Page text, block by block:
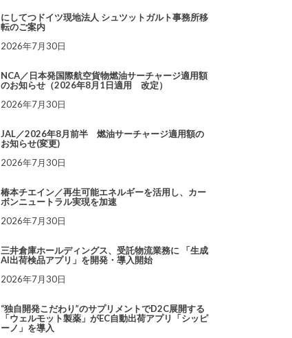
にしてつドイツ現地法人 シュツットガルト事務所移
転のご案内
2026年7月30日
NCA／日本発国際航空貨物燃油サーチャージ適用額
のお知らせ（2026年8月1日適用 改定）
2026年7月30日
JAL／2026年8月前半 燃油サーチャージ適用額の
お知らせ(変更)
2026年7月30日
椿本チエイン／再生可能エネルギーを活用し、カー
ボンニュートラル実現を加速
2026年7月30日
三井倉庫ホールディングス、受託物流業務に 「生成
AI出荷検品アプリ」を開発・導入開始
2026年7月30日
“独自開発こだわり”のサプリメントでD2C展開する
「ウェルモット製薬」がEC自動出荷アプリ「シッピ
ーノ」を導入